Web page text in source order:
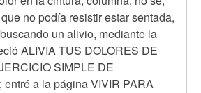
no podía resistir estar sentada,
un alivio, mediante la
ALIVIA TUS DOLORES DE
SIMPLE DE
entré a la página VIVIR PARA